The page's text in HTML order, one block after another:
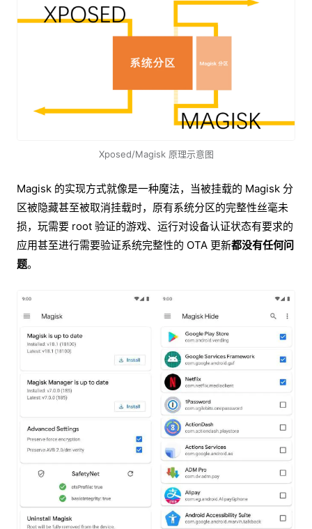
Xposed/Magisk 原理示意图
Magisk 的实现方式就像是一种魔法，当被挂载的 Magisk 分
区被隐藏甚至被取消挂载时，原有系统分区的完整性丝毫未
损，玩需要 root 验证的游戏、运行对设备认证状态有要求的
应用甚至进行需要验证系统完整性的 OTA 更新都没有任何问
题。